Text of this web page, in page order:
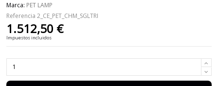
Marca: PET LAMP
Referencia 2_CE_PET_CHM_SGLTRI
1.512,50 €
Impuestos incluidos